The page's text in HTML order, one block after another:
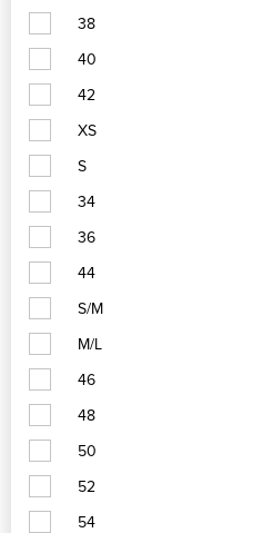
38
40
42
XS
S
34
36
44
S/M
M/L
46
48
50
52
54